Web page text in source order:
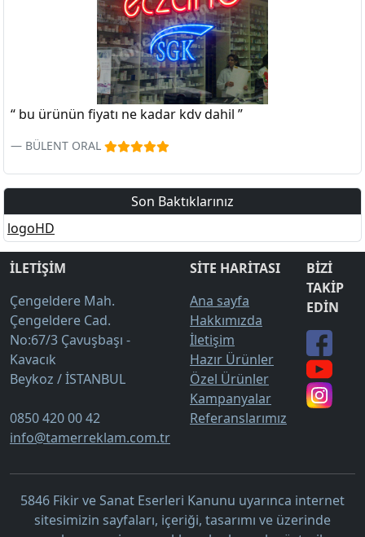
“ bu ürünün fiyatı ne kadar kdv dahil ”
BÜLENT ORAL
Son Baktıklarınız
logoHD
İLETİŞİM
Çengeldere Mah.
Çengeldere Cad.
No:67/3 Çavuşbaşı -
Kavacık
Beykoz / İSTANBUL
0850 420 00 42
info@tamerreklam.com.tr
SİTE HARİTASI
Ana sayfa
Hakkımızda
İletişim
Hazır Ürünler
Özel Ürünler
Kampanyalar
Referanslarımız
BİZİ
TAKİP
EDİN
5846 Fikir ve Sanat Eserleri Kanunu uyarınca internet
sitesimizin sayfaları, içeriği, tasarımı ve üzerinde